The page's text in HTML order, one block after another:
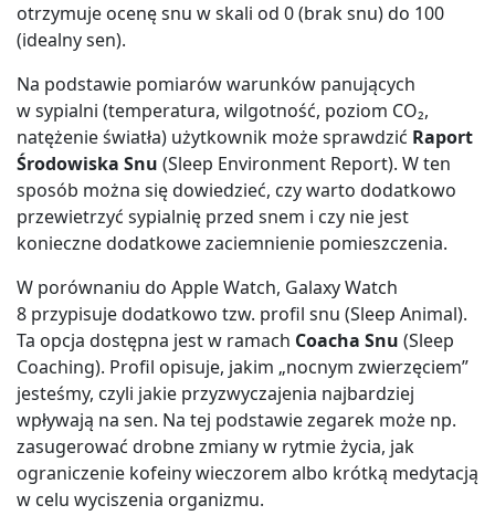
otrzymuje ocenę snu w skali od 0 (brak snu) do 100
(idealny sen).
Na podstawie pomiarów warunków panujących
w sypialni (temperatura, wilgotność, poziom CO₂,
natężenie światła) użytkownik może sprawdzić Raport
Środowiska Snu (Sleep Environment Report). W ten
sposób można się dowiedzieć, czy warto dodatkowo
przewietrzyć sypialnię przed snem i czy nie jest
konieczne dodatkowe zaciemnienie pomieszczenia.
W porównaniu do Apple Watch, Galaxy Watch
8 przypisuje dodatkowo tzw. profil snu (Sleep Animal).
Ta opcja dostępna jest w ramach Coacha Snu (Sleep
Coaching). Profil opisuje, jakim „nocnym zwierzęciem”
jesteśmy, czyli jakie przyzwyczajenia najbardziej
wpływają na sen. Na tej podstawie zegarek może np.
zasugerować drobne zmiany w rytmie życia, jak
ograniczenie kofeiny wieczorem albo krótką medytacją
w celu wyciszenia organizmu.